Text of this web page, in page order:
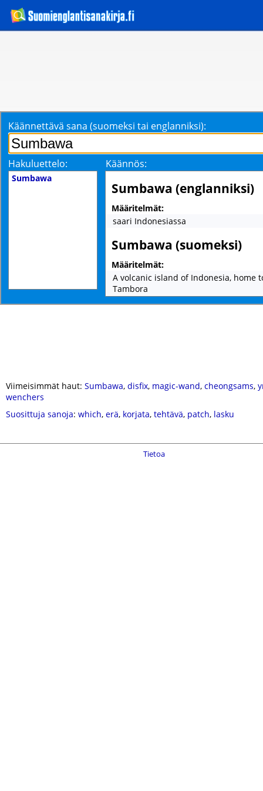
Käännettävä sana (suomeksi tai englanniksi):
Hakuluettelo: Käännös:
Sumbawa
Sumbawa (englanniksi)
Määritelmät:
saari Indonesiassa
Sumbawa (suomeksi)
Määritelmät:
A volcanic island of Indonesia, home
Tambora
Viimeisimmät haut: Sumbawa, disfix, magic-wand, cheongsams,
wenchers
Suosittuja sanoja: which, erä, korjata, tehtävä, patch, lasku
Tietoa